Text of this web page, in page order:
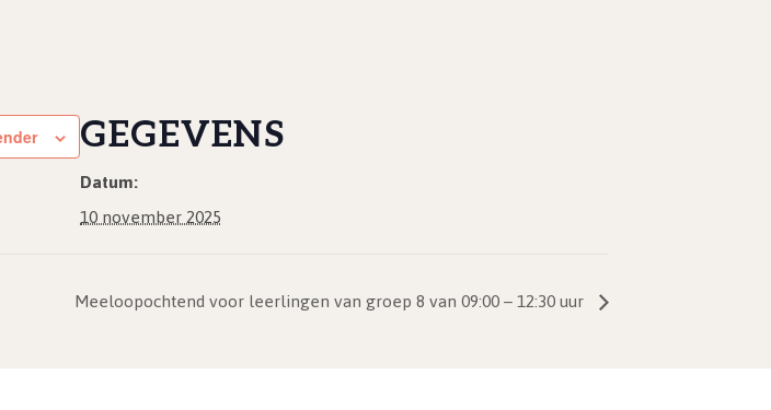
GEGEVENS
Datum:
10 november 2025
Meeloopochtend voor leerlingen van groep 8 van 09:00 – 12:30 uur